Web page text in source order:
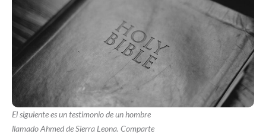
El siguiente es un testimonio de un hombre
llamado Ahmed de Sierra Leona. Comparte